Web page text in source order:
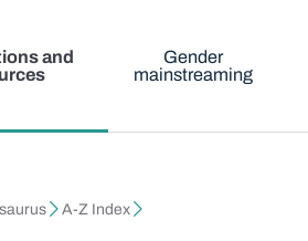
and
Gender
mainstreaming
A-Z Index